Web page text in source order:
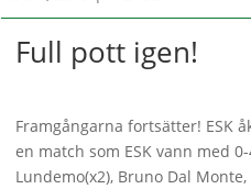
Full pott igen!
Framgångarna fortsätter! ESK
en match som ESK vann med
Lundemo(x2), Bruno Dal